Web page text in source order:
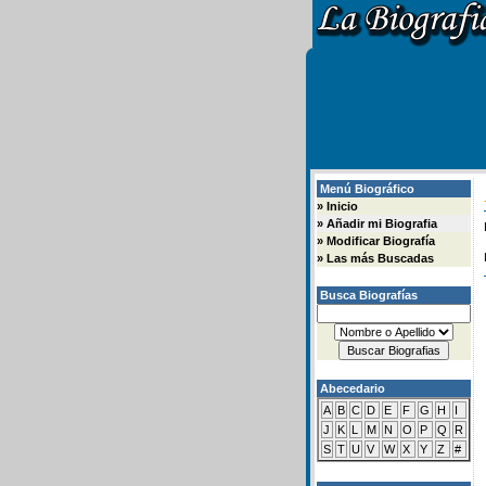
Menú Biográfico
» Inicio
» Añadir mi Biografia
» Modificar Biografía
» Las más Buscadas
Busca Biografías
Abecedario
A B C D E F G H
I
J
K L M N O P Q
R
S T U V W X Y Z #